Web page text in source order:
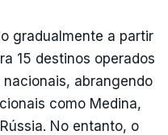
gradualmente a partir
15 destinos operados
abrangendo
como Medina,
No entanto, o